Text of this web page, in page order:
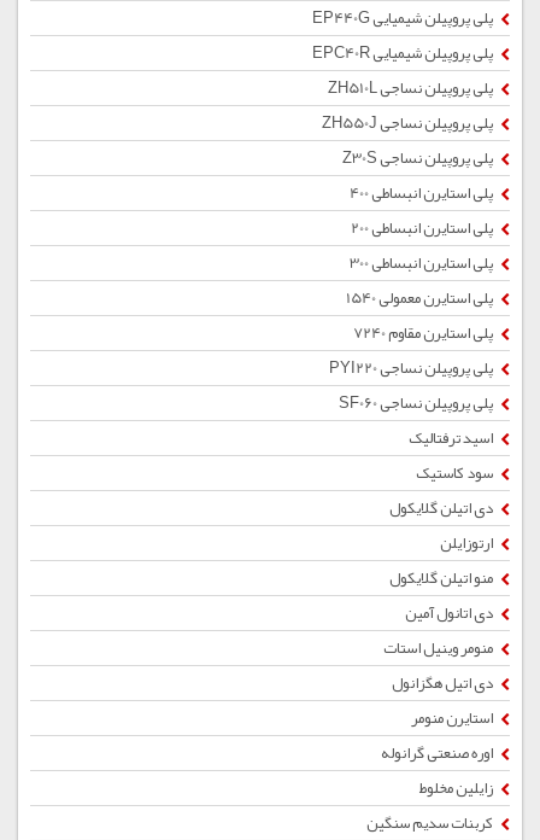
پلی پروپیلن شیمیایی EP440G
پلی پروپیلن شیمیایی EPC40R
پلی پروپیلن نساجی ZH510L
پلی پروپیلن نساجی ZH550J
پلی پروپیلن نساجی Z30S
پلی استایرن انبساطی 400
پلی استایرن انبساطی 200
پلی استایرن انبساطی 300
پلی استایرن معمولی 1540
پلی استایرن مقاوم 7240
پلی پروپیلن نساجی PYI220
پلی پروپیلن نساجی SF060
اسید ترفتالیک
سود کاستیک
دی اتیلن گلایکول
ارتوزایلن
منو اتیلن گلایکول
دی اتانول آمین
منومر وینیل استات
دی اتیل هگزانول
استایرن منومر
اوره صنعتی گرانوله
زایلین مخلوط
کربنات سدیم سنگین